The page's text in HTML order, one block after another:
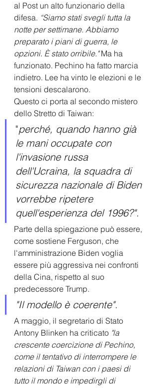
al Post un alto funzionario della
difesa. “Siamo stati svegli tutta la
notte per settimane. Abbiamo
preparato i piani di guerra, le
opzioni. È stato orribile." Ma ha
funzionato. Pechino ha fatto marcia
indietro. Lee ha vinto le elezioni e le
tensioni descalarono.
Questo ci porta al secondo mistero
dello Stretto di Taiwan:
"perché, quando hanno già
le mani occupate con
l'invasione russa
dell'Ucraina, la squadra di
sicurezza nazionale di Biden
vorrebbe ripetere
quell'esperienza del 1996?".
Parte della spiegazione può essere,
come sostiene Ferguson, che
l'amministrazione Biden voglia
essere più aggressiva nei confronti
della Cina, rispetto al suo
predecessore Trump.
"Il modello è coerente".
A maggio, il segretario di Stato
Antony Blinken ha criticato "la
crescente coercizione di Pechino,
come il tentativo di interrompere le
relazioni di Taiwan con i paesi di
tutto il mondo e impedirgli di